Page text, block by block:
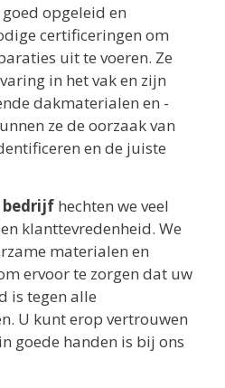
opgeleid en
certificeringen om
uit te voeren. Ze
in het vak en zijn
dakmaterialen en -
ze de oorzaak van
en de juiste
bedrijf hechten we veel
klanttevredenheid. We
materialen en
ervoor te zorgen dat uw
is tegen alle
U kunt erop vertrouwen
goede handen is bij ons